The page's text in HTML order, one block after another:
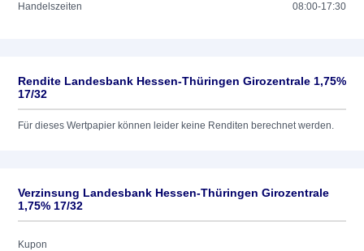
Handelszeiten 08:00-17:30
Rendite Landesbank Hessen-Thüringen Girozentrale 1,75%
17/32
Für dieses Wertpapier können leider keine Renditen berechnet werden.
Verzinsung Landesbank Hessen-Thüringen Girozentrale
1,75% 17/32
Kupon